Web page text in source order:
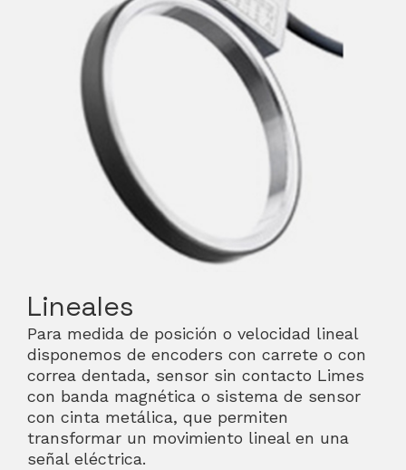
Lineales
Para medida de posición o velocidad lineal
disponemos de encoders con carrete o con
correa dentada, sensor sin contacto Limes
con banda magnética o sistema de sensor
con cinta metálica, que permiten
transformar un movimiento lineal en una
señal eléctrica.